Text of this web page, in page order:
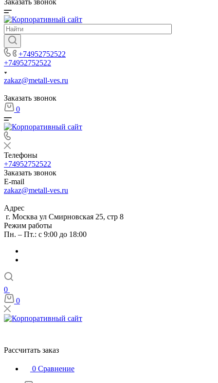
Заказать звонок
+74952752522
+74952752522
zakaz@metall-ves.ru
Заказать звонок
0
Телефоны
+74952752522
Заказать звонок
E-mail
zakaz@metall-ves.ru
Адрес
г. Москва ул Смирновская 25, стр 8
Режим работы
Пн. – Пт.: с 9:00 до 18:00
0
0
Рассчитать заказ
0 Сравнение